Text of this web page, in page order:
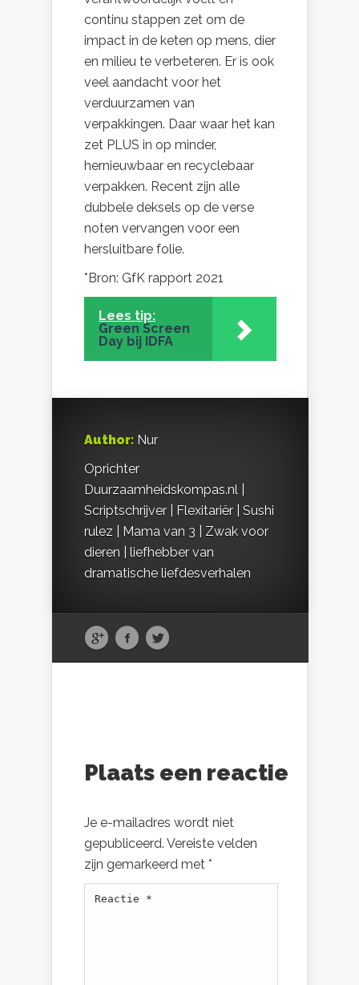
continu stappen zet om de
impact in de keten op mens, dier
en milieu te verbeteren. Er is ook
veel aandacht voor het
verduurzamen van
verpakkingen. Daar waar het kan
zet PLUS in op minder,
hernieuwbaar en recyclebaar
verpakken. Recent zijn alle
dubbele deksels op de verse
noten vervangen voor een
hersluitbare folie.
*Bron: GfK rapport 2021
Lees tip:
Green Screen
Day bij IDFA
Author: Nur
Oprichter
Duurzaamheidskompas.nl |
Scriptschrijver | Flexitariër | Sushi
rulez | Mama van 3 | Zwak voor
dieren | liefhebber van
dramatische liefdesverhalen
Plaats een reactie
Je e-mailadres wordt niet
gepubliceerd. Vereiste velden
zijn gemarkeerd met *